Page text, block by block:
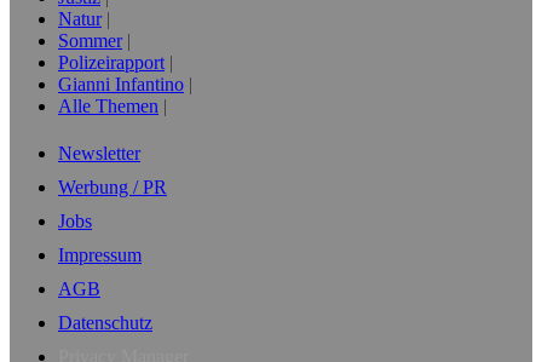
Natur
Sommer
Polizeirapport
Gianni Infantino
Alle Themen
Newsletter
Werbung / PR
Jobs
Impressum
AGB
Datenschutz